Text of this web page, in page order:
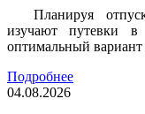
Планируя
изучают путевки
оптимальный
Подробнее
04.08.2026